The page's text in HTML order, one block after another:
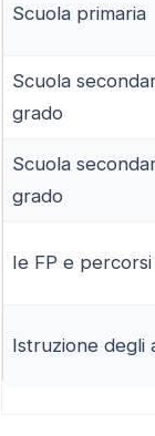
Scuola primaria
Scuola
grado
Scuola
grado
Ie FP e percorsi
Istruzione degli